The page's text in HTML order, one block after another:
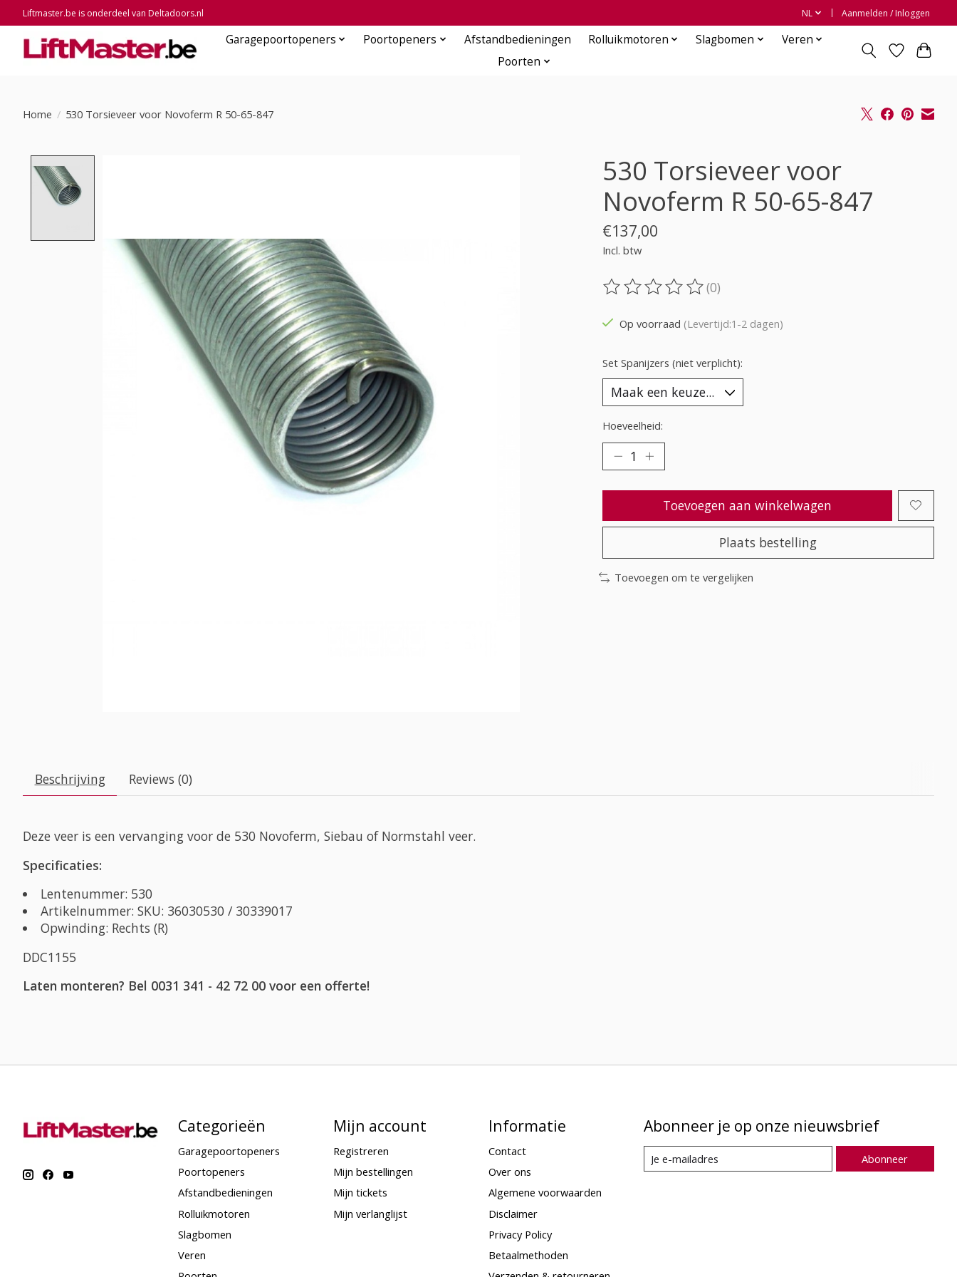
Liftmaster.be is onderdeel van Deltadoors.nl NL Aanmelden / Inloggen
Garagepoortopeners Poortopeners Afstandbedieningen Rolluikmotoren Slagbomen
Veren
Poorten
Home / 530 Torsieveer voor Novoferm R 50-65-847
530 Torsieveer voor
Novoferm R 50-65-847
€137,00
Incl. btw
De beoordeling van dit product is
(0)
Op voorraad (Levertijd:1-2 dagen)
Set Spanijzers (niet verplicht):
Hoeveelheid:
Toevoegen aan winkelwagen
Plaats bestelling
Toevoegen om te vergelijken
Beschrijving Reviews (0)
Deze veer is een vervanging voor de 530 Novoferm, Siebau of Normstahl veer.
Specificaties:
Lentenummer: 530
Artikelnummer: SKU: 36030530 / 30339017
Opwinding: Rechts (R)
DDC1155
Laten monteren? Bel 0031 341 - 42 72 00 voor een offerte!
Categorieën
Garagepoortopeners
Poortopeners
Afstandbedieningen
Rolluikmotoren
Slagbomen
Veren
Mijn account
Registreren
Mijn bestellingen
Mijn tickets
Mijn verlanglijst
Informatie
Contact
Over ons
Algemene voorwaarden
Disclaimer
Privacy Policy
Betaalmethoden
Abonneer je op onze nieuwsbrief
Abonneer